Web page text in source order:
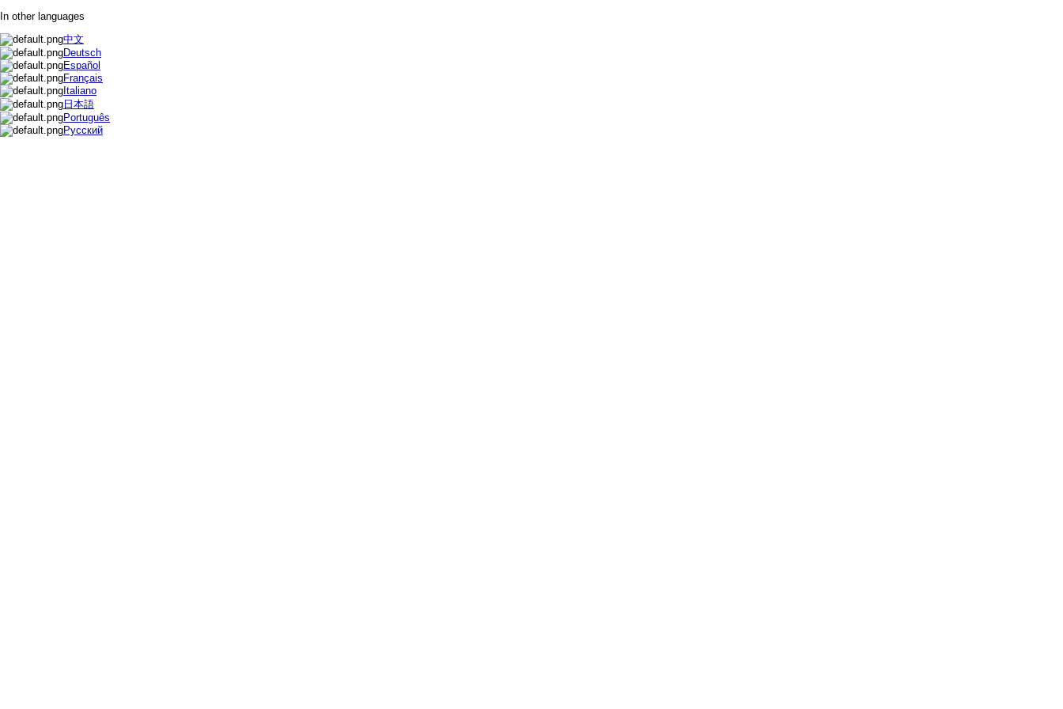
In other languages
中文
Deutsch
Español
Français
Italiano
日本語
Português
Русский